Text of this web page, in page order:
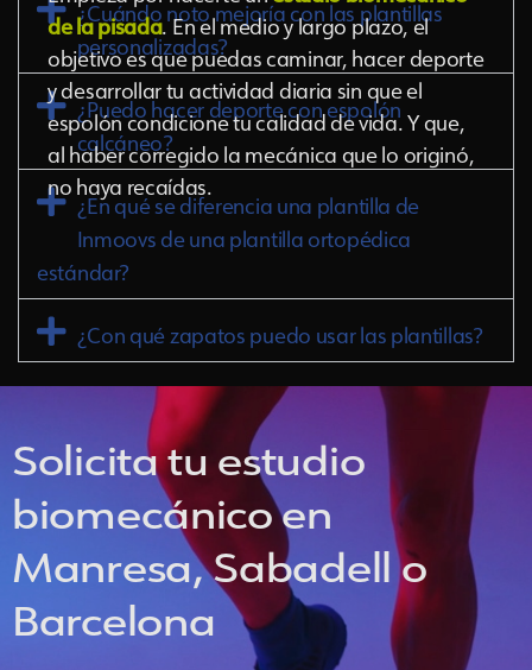
de la pisada. En el medio y largo plazo, el
objetivo es que puedas caminar, hacer deporte
y desarrollar tu actividad diaria sin que el
espolón condicione tu calidad de vida. Y que,
al haber corregido la mecánica que lo originó,
no haya recaídas.
¿Cuándo noto mejoría con las plantillas
personalizadas?
¿Puedo hacer deporte con espolón
calcáneo?
¿En qué se diferencia una plantilla de
Inmoovs de una plantilla ortopédica
estándar?
¿Con qué zapatos puedo usar las plantillas?
Solicita tu estudio
biomecánico en
Manresa, Sabadell o
Barcelona